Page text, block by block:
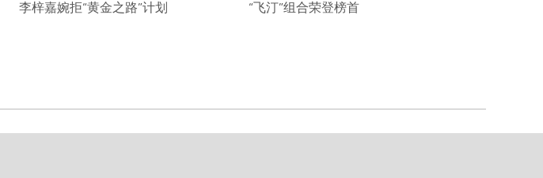
李梓嘉婉拒“黄金之路”计划 “飞汀”组合荣登榜首